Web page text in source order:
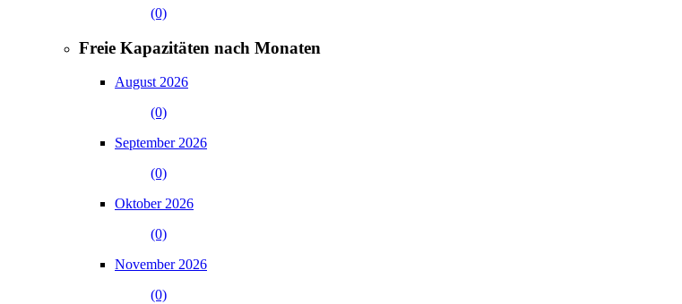
(0)
Freie Kapazitäten nach Monaten
August 2026
(0)
September 2026
(0)
Oktober 2026
(0)
November 2026
(0)